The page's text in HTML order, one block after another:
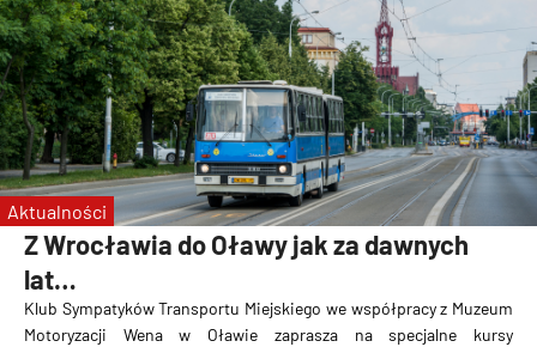
Z Wrocławia do Oławy jak za dawnych
lat…
Klub Sympatyków Transportu Miejskiego we współpracy z Muzeum
Motoryzacji Wena w Oławie zaprasza na specjalne kursy
Aktualności